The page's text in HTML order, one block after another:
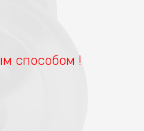
способом !